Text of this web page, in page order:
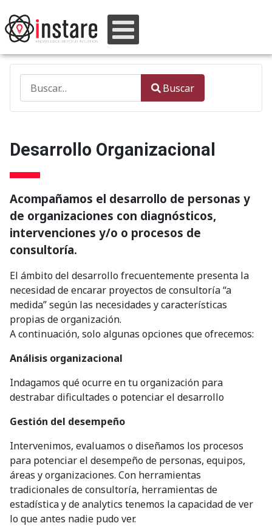
Type 2 or more characters for results.
Buscar
Desarrollo Organizacional
Acompañamos el desarrollo de personas y
de organizaciones con diagnósticos,
intervenciones y/o o procesos de
consultoría.
El ámbito del desarrollo frecuentemente presenta la
necesidad de encarar proyectos de consultoría “a
medida” según las necesidades y características
propias de organización.
A continuación, solo algunas opciones que ofrecemos:
Análisis organizacional
Indagamos qué ocurre en tu organización para
destrabar dificultades o potenciar el desarrollo
Gestión del desempeño
Intervenimos, evaluamos o diseñamos los procesos
para potenciar el desempeño de personas, equipos,
áreas y organizaciones. Con herramientas
tradicionales de consultoría, herramientas de
estadística y de analytics tenemos la capacidad de ver
lo que antes nadie pudo ver.